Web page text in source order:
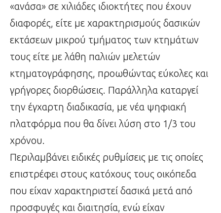
«ανάσα» σε χιλιάδες ιδιοκτήτες που έχουν
διαφορές, είτε με χαρακτηρισμούς δασικών
εκτάσεων μικρού τμήματος των κτημάτων
τους είτε με λάθη παλιών μελετών
κτηματογράφησης, προωθώντας εύκολες και
γρήγορες διορθώσεις. Παράλληλα καταργεί
την έγχαρτη διαδικασία, με νέα ψηφιακή
πλατφόρμα που θα δίνει λύση στο 1/3 του
χρόνου.
Περιλαμβάνει ειδικές ρυθμίσεις με τις οποίες
επιστρέφει στους κατόχους τους οικόπεδα
που είχαν χαρακτηριστεί δασικά μετά από
προσφυγές και διαιτησία, ενώ είχαν